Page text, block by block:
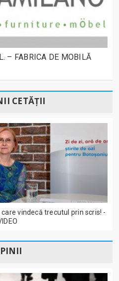
– FABRICA DE MOBILĂ
CETĂȚII
vindecă trecutul prin scris! -